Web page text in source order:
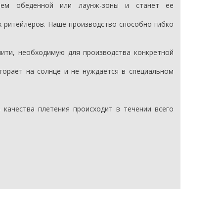
обеденной или лаунж-зоны и станет ее
Наше производство способно гибко
необходимую для производства конкретной
на солнце и не нуждается в специальном
качества плетения происходит в течении всего